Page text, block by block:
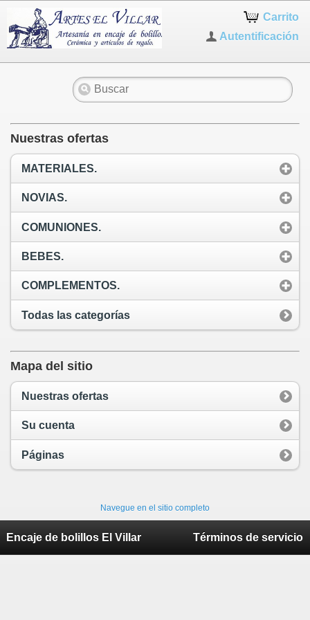
Carrito
Autentificación
Nuestras ofertas
MATERIALES.
NOVIAS.
COMUNIONES.
BEBES.
COMPLEMENTOS.
Todas las categorías
Mapa del sitio
Nuestras ofertas
Su cuenta
Páginas
Navegue en el sitio completo
Encaje de bolillos El Villar Términos de servicio